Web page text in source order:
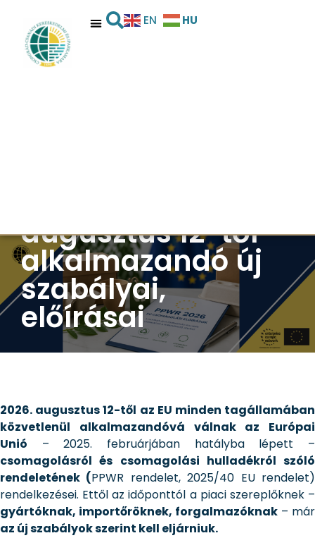
EN HU
augusztus 12-től
alkalmazandó új
szabályai,
előírásai
2026. augusztus 12-től az EU minden tagállamában
közvetlenül alkalmazandóvá válnak az Európai
Unió – 2025. februárjában hatályba lépett –
csomagolásról és csomagolási hulladékról szóló
rendeletének (PPWR rendelet, 2025/40 EU rendelet)
rendelkezései. Ettől az időponttól a piaci szereplőknek –
gyártóknak, importőröknek, forgalmazóknak – már
az új szabályok szerint kell eljárniuk.